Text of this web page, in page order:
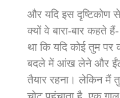
और यदि इस दृष्टिकोण
क्‍यों वे बारा-बार कहते
था कि यदि कोई तुम
बदले में आंख लेने और ईंट
तैयार रहना। लेकिन मैं